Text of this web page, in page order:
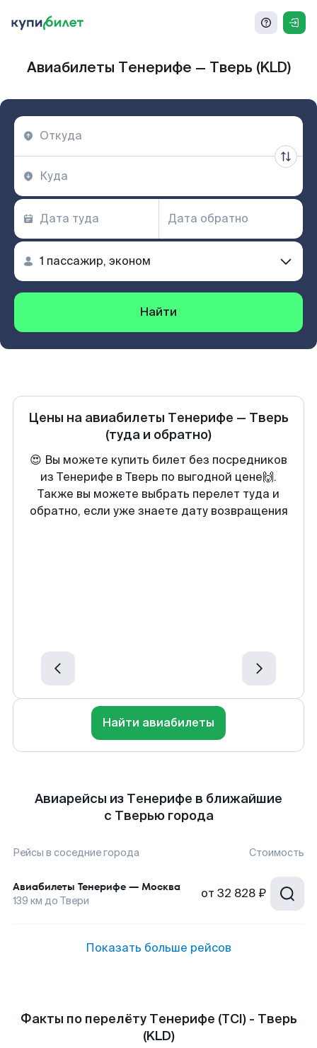
Авиабилеты Тенерифе — Тверь (KLD)
Найти
Цены на авиабилеты Тенерифе — Тверь
(туда и обратно)
😍 Вы можете купить билет без посредников
из Тенерифе в Тверь по выгодной цене🙌.
Также вы можете выбрать перелет туда и
обратно, если уже знаете дату возвращения
Найти авиабилеты
Авиарейсы из Тенерифе в ближайшие
с Тверью города
Рейсы в соседние города Стоимость
Авиабилеты Тенерифе — Москва
139 км до Твери от 32 828 ₽
Показать больше рейсов
Факты по перелёту Тенерифе (TCI) - Тверь
(KLD)